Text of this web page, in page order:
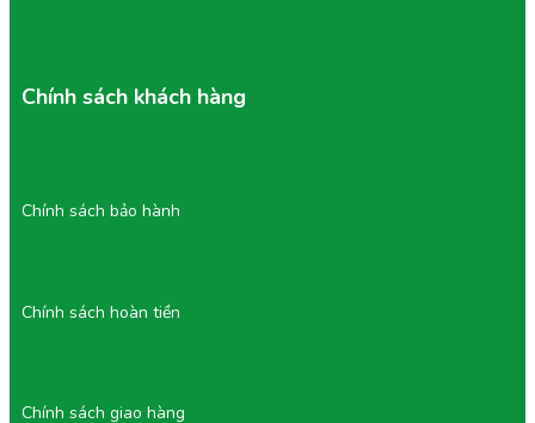
Chính sách khách hàng
Chính sách bảo hành
Chính sách hoàn tiền
Chính sách giao hàng